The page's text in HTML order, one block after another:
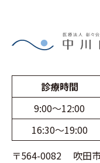
診療時間
9:00〜12:00
16:30〜19:00
〒564-0082 吹田